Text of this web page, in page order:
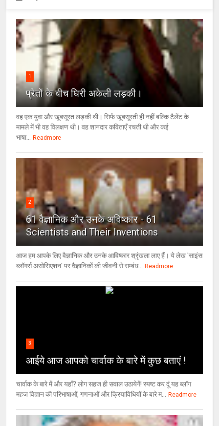
1
प्रेतों के बीच घिरी अकेली लड़की।
वह एक युवा और खूबसूरत लड़की थी। सिर्फ खूबसूरती ही नहीं बल्कि टैलेंट के
मामले में भी वह विलक्षण थी। वह शानदार कविताएँ रचती थी और कई
भाषा...
Readmore
2
61 वैज्ञानिक और उनके अविष्कार - 61
Scientists and Their Inventions
आज हम आपके लिए वैज्ञानिक और उनके आविष्कार श्रृंखला लाए हैं। ये लेख 'साइंस
ब्लॉगर्स असोसिएशन' पर वैज्ञा‍निकों की जीवनी से सम्बंध...
Readmore
3
आईये आज आपको चार्वाक के बारे में कुछ बताएं !
चार्वाक के बारे में और यहाँ? लोग सहज ही सवाल उठायेगें! स्पष्ट कर दूं यह ब्लॉग
महज विज्ञान की परिभाषाओं, गणनाओं और क्रियाविधियों के बारे म...
Readmore